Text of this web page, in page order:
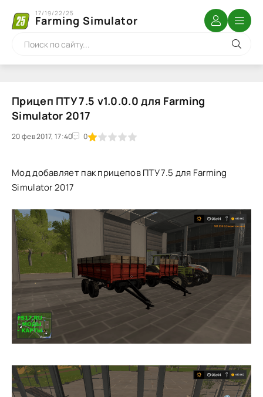
Farming Simulator
17/19/22/25
Прицеп ПТУ 7.5 v1.0.0.0 для Farming
Simulator 2017
20 фев 2017, 17:40 0
1 2 3 4 5
Мод добавляет пак прицепов ПТУ 7.5 для Farming
Simulator 2017